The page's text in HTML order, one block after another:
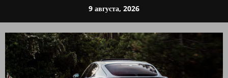
содержимому
9 августа, 2026